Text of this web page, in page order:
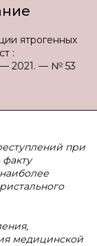
ятрогенных
:
2021. — № 53
при
медицинской